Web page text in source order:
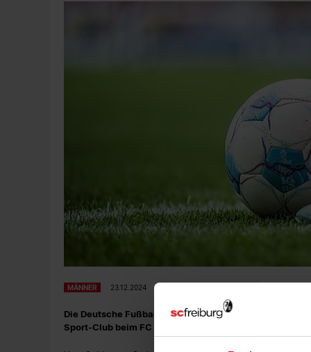
MÄNNER 23.12.2024
Die Deutsche Fußball Liga (DFL) hat weitere Spieltage
Sport-Club beim FC St. Pauli antritt.